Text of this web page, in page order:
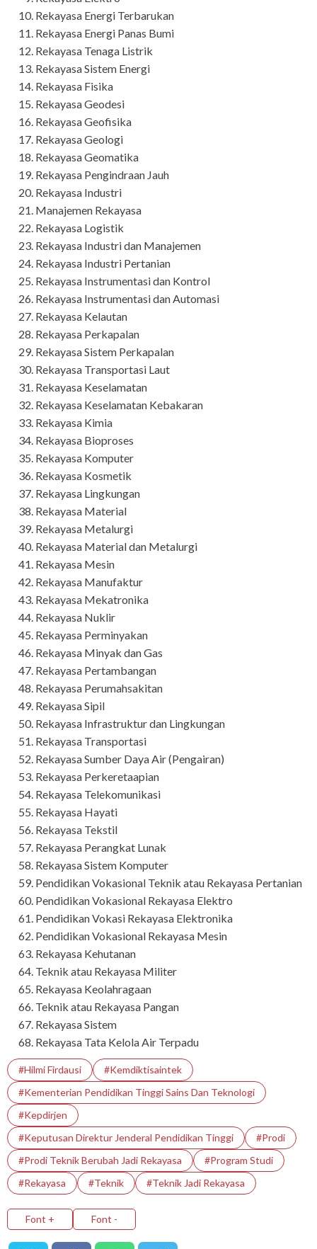
Rekayasa Energi Terbarukan
Rekayasa Energi Panas Bumi
Rekayasa Tenaga Listrik
Rekayasa Sistem Energi
Rekayasa Fisika
Rekayasa Geodesi
Rekayasa Geofisika
Rekayasa Geologi
Rekayasa Geomatika
Rekayasa Pengindraan Jauh
Rekayasa Industri
Manajemen Rekayasa
Rekayasa Logistik
Rekayasa Industri dan Manajemen
Rekayasa Industri Pertanian
Rekayasa Instrumentasi dan Kontrol
Rekayasa Instrumentasi dan Automasi
Rekayasa Kelautan
Rekayasa Perkapalan
Rekayasa Sistem Perkapalan
Rekayasa Transportasi Laut
Rekayasa Keselamatan
Rekayasa Keselamatan Kebakaran
Rekayasa Kimia
Rekayasa Bioproses
Rekayasa Komputer
Rekayasa Kosmetik
Rekayasa Lingkungan
Rekayasa Material
Rekayasa Metalurgi
Rekayasa Material dan Metalurgi
Rekayasa Mesin
Rekayasa Manufaktur
Rekayasa Mekatronika
Rekayasa Nuklir
Rekayasa Perminyakan
Rekayasa Minyak dan Gas
Rekayasa Pertambangan
Rekayasa Perumahsakitan
Rekayasa Sipil
Rekayasa Infrastruktur dan Lingkungan
Rekayasa Transportasi
Rekayasa Sumber Daya Air (Pengairan)
Rekayasa Perkeretaapian
Rekayasa Telekomunikasi
Rekayasa Hayati
Rekayasa Tekstil
Rekayasa Perangkat Lunak
Rekayasa Sistem Komputer
Pendidikan Vokasional Teknik atau Rekayasa Pertanian
Pendidikan Vokasional Rekayasa Elektro
Pendidikan Vokasi Rekayasa Elektronika
Pendidikan Vokasional Rekayasa Mesin
Rekayasa Kehutanan
Teknik atau Rekayasa Militer
Rekayasa Keolahragaan
Teknik atau Rekayasa Pangan
Rekayasa Sistem
Rekayasa Tata Kelola Air Terpadu
#Hilmi Firdausi
#Kemdiktisaintek
#Kementerian Pendidikan Tinggi Sains Dan Teknologi
#Kepdirjen
#Keputusan Direktur Jenderal Pendidikan Tinggi
#prodi
#Prodi Teknik Berubah Jadi Rekayasa
#Program Studi
#Rekayasa
#Teknik #Teknik Jadi Rekayasa
Font + Font -